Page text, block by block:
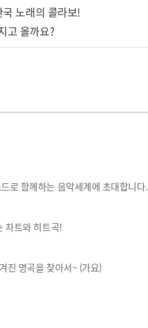
노래의 콜라보!
고 올까요?
로 함께하는 음악세계에 초대합니다.
차트와 히트곡!
진 명곡을 찾아서~ (가요)